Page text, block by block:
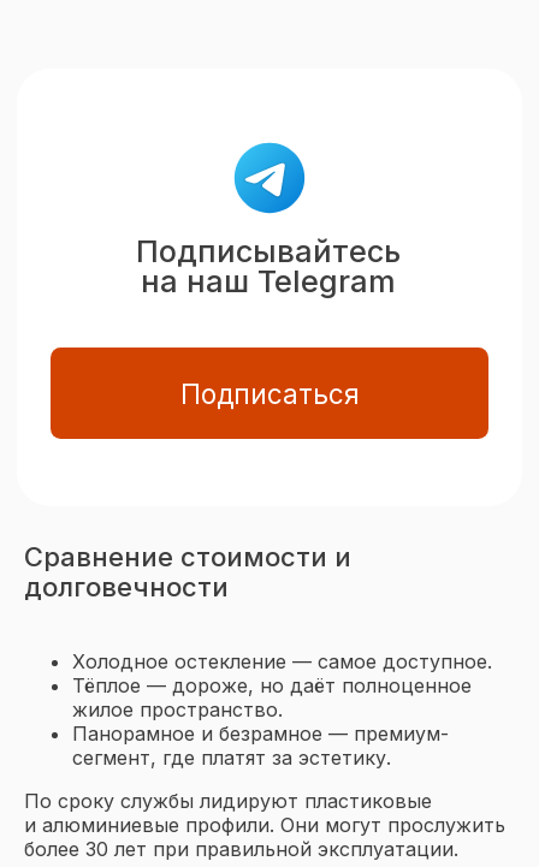
Сравнение стоимости и
долговечности
Холодное остекление — самое доступное.
Тёплое — дороже, но даёт полноценное
жилое пространство.
Панорамное и безрамное — премиум-
сегмент, где платят за эстетику.
По сроку службы лидируют пластиковые
и алюминиевые профили. Они могут прослужить
более 30 лет при правильной эксплуатации.
Оставьте заявку